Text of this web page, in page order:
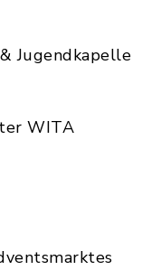
WITA